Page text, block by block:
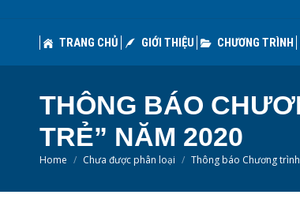
TRANG CHỦ GIỚI THIỆU CHƯƠNG TRÌNH
THÔNG BÁO
TRẺ” NĂM 2020
You are here:
Home Chưa được phân loại Thông báo Chương